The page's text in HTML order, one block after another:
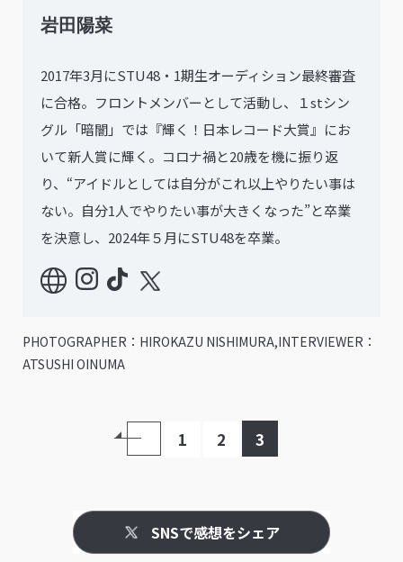
岩田陽菜
2017年3月にSTU48・1期生オーディション最終審査
に合格。フロントメンバーとして活動し、１stシン
グル「暗闇」では『輝く！日本レコード大賞』にお
いて新人賞に輝く。コロナ禍と20歳を機に振り返
り、“アイドルとしては自分がこれ以上やりたい事は
ない。自分1人でやりたい事が大きくなった”と卒業
を決意し、2024年５月にSTU48を卒業。
PHOTOGRAPHER：HIROKAZU NISHIMURA,INTERVIEWER：
ATSUSHI OINUMA
1 2 3
SNSで感想をシェア